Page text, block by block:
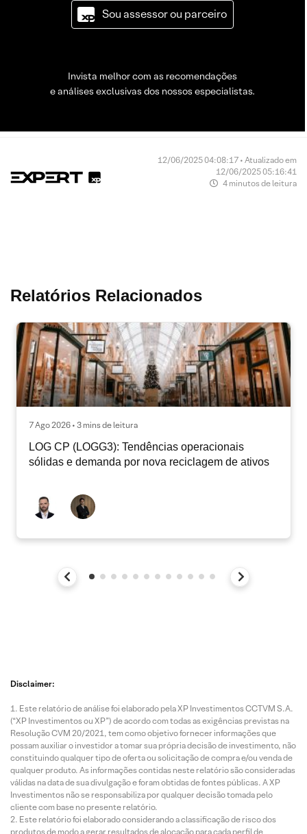
Sou assessor ou parceiro
Invista melhor com as recomendações
e análises exclusivas dos nossos especialistas.
12/06/2025 04:08:17 • Atualizado em
12/06/2025 05:16:41
4 minutos de leitura
Relatórios Relacionados
7 Ago 2026 • 3 mins de leitura
LOG CP (LOGG3): Tendências operacionais
sólidas e demanda por nova reciclagem de ativos
Disclaimer:
Este relatório de análise foi elaborado pela XP Investimentos CCTVM S.A.
(“XP Investimentos ou XP”) de acordo com todas as exigências previstas na
Resolução CVM 20/2021, tem como objetivo fornecer informações que
possam auxiliar o investidor a tomar sua própria decisão de investimento, não
constituindo qualquer tipo de oferta ou solicitação de compra e/ou venda de
qualquer produto. As informações contidas neste relatório são consideradas
válidas na data de sua divulgação e foram obtidas de fontes públicas. A XP
Investimentos não se responsabiliza por qualquer decisão tomada pelo
cliente com base no presente relatório.
Este relatório foi elaborado considerando a classificação de risco dos
produtos de modo a gerar resultados de alocação para cada perfil de